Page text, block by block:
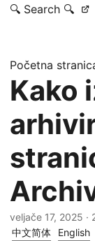
🔍 Search 🔍
Početna
Kako
veljače 17, 2025 ·
中文简体
English